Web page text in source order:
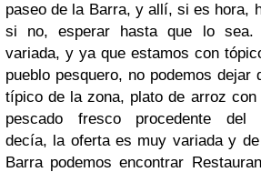
paseo de la Barra, y allí, si es hora,
si no, esperar hasta que lo
variada, y ya que estamos con
pueblo pesquero, no podemos dejar
típico de la zona, plato de arroz
pescado fresco procedente del
decía, la oferta es muy variada y
Barra podemos encontrar